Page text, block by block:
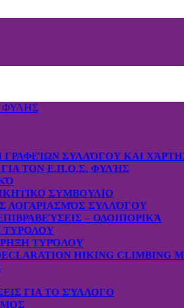
ΓΡΑΦΕΊΩΝ ΣΥΛΛΌΓΟΥ ΚΑΙ
ΓΙΑ ΤΟΝ Ε.Π.Ο.Σ. ΦΥΛΉΣ
ΣΥΜΒΟΥΛΙΟ
ΛΟΓΑΡΙΑΣΜΌΣ ΣΥΛΛΌΓΟΥ
– ΟΔΟΙΠΟΡΙΚΆ
ΤΥΡΟΛΟΥ
ΤΥΡΌΛΟΥ
HIKING CLIMBING
ΓΙΑ ΤΟ ΣΎΛΛΟΓΟ